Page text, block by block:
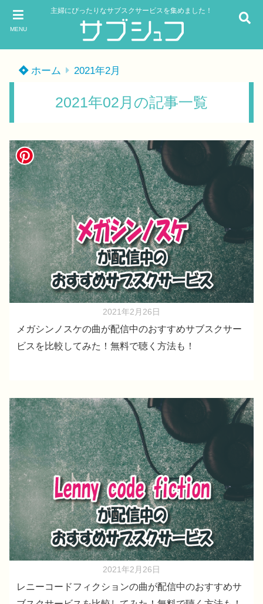
MENU
主婦にぴったりなサブスクサービスを集めました！
ホーム 2021年2月
2021年02月の記事一覧
2021年2月26日
メガシンノスケの曲が配信中のおすすめサブスクサー
ビスを比較してみた！無料で聴く方法も！
2021年2月26日
レニーコードフィクションの曲が配信中のおすすめサ